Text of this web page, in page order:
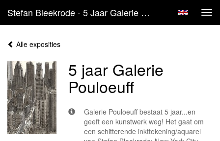
Stefan Bleekrode - 5 Jaar Galerie Pouloeuff
Alle exposities
5 jaar Galerie
Pouloeuff
Galerie Pouloeuff bestaat 5 jaar...en
geeft een kunstwerk weg! Het gaat om
een schitterende inkttekening/aquarel